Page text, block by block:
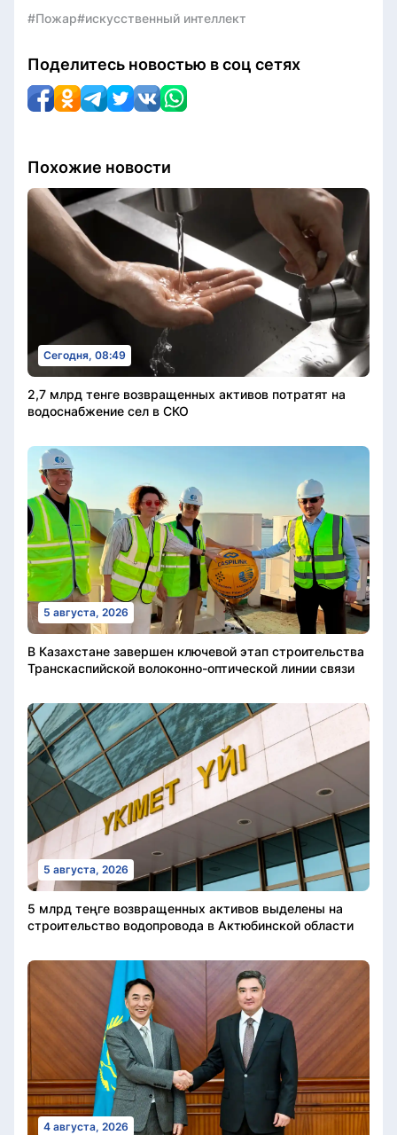
#Пожар#искусственный интеллект
Поделитесь новостью в соц сетях
Похожие новости
Сегодня, 08:49
2,7 млрд тенге возвращенных активов потратят на
водоснабжение сел в СКО
5 августа, 2026
В Казахстане завершен ключевой этап строительства
Транскаспийской волоконно-оптической линии связи
5 августа, 2026
5 млрд теңге возвращенных активов выделены на
строительство водопровода в Актюбинской области
4 августа, 2026